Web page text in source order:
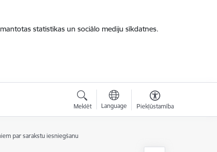
statistikas un sociālo mediju sīkdatnes.
Meklēt Language Piekļūstamība
par sarakstu iesniegšanu